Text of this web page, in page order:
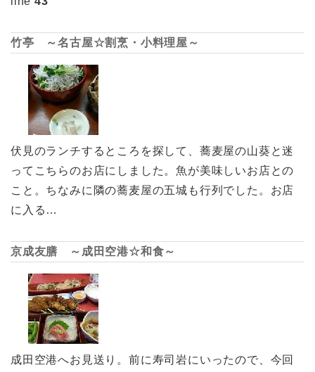
竹亭 ～名古屋☆割烹・小料理屋～
伏見のランチするところを探して、蕎麦屋の山葵と迷
ってこちらのお店にしました。魚が美味しいお店との
こと。ちなみに隣の蕎麦屋の五城も行列でした。お店
に入る…
京成友膳 ～成田空港☆和食～
成田空港へお見送り。前に寿司岩にいったので、今回